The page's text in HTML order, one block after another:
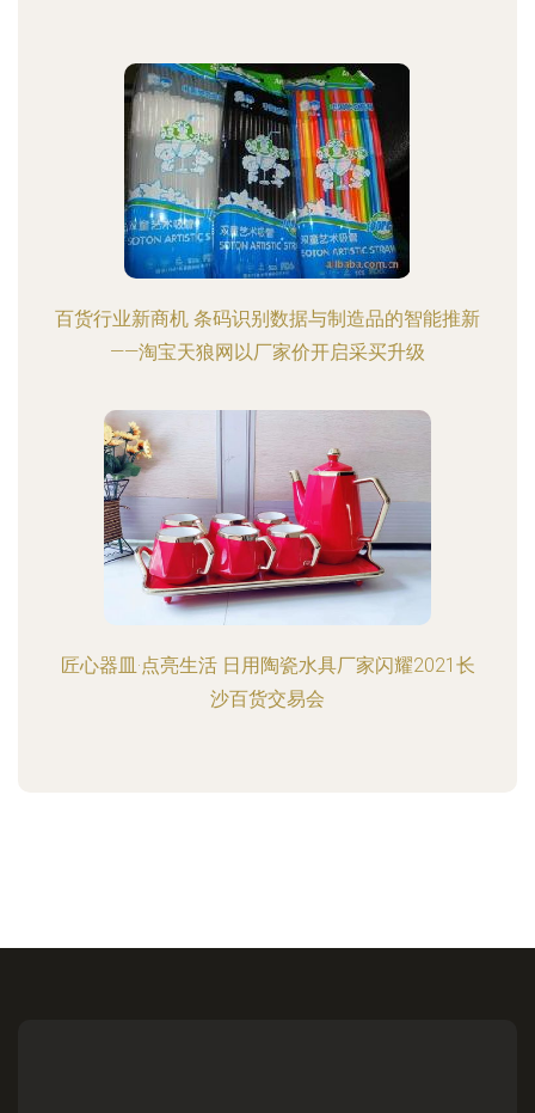
百货行业新商机 条码识别数据与制造品的智能推新
——淘宝天狼网以厂家价开启采买升级
匠心器皿·点亮生活 日用陶瓷水具厂家闪耀2021长
沙百货交易会